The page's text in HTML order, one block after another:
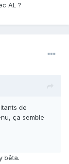
AL ?
de
ça semble
bêta.